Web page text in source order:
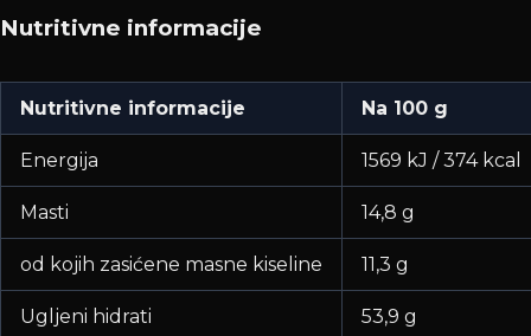
Nutritivne informacije
Nutritivne informacije Na 100 g
Energija 1569 kJ / 374 kcal
Masti 14,8 g
od kojih zasićene masne kiseline 11,3 g
Ugljeni hidrati 53,9 g